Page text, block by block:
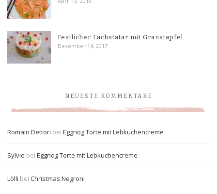
Festlicher Lachstatar mit Granatapfel
Dezember 14, 2017
NEUESTE KOMMENTARE
Romain Dettori bei Eggnog Torte mit Lebkuchencreme
Sylvie bei Eggnog Torte mit Lebkuchencreme
Lölli bei Christmas Negroni